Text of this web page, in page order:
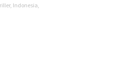
, Indonesia,